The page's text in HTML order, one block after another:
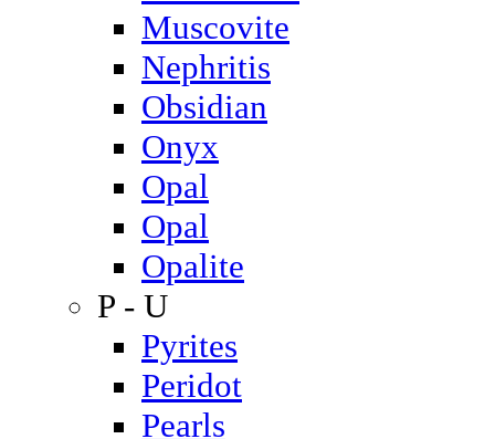
Muscovite
Nephritis
Obsidian
Onyx
Opal
Opal
Opalite
P - U
Pyrites
Peridot
Pearls